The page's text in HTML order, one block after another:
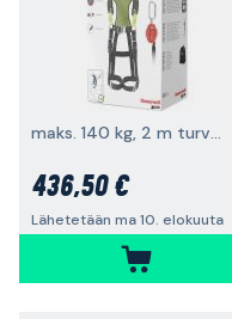
maks. 140 kg, 2 m turvatarrain
436,50 €
Lähetetään ma 10. elokuuta